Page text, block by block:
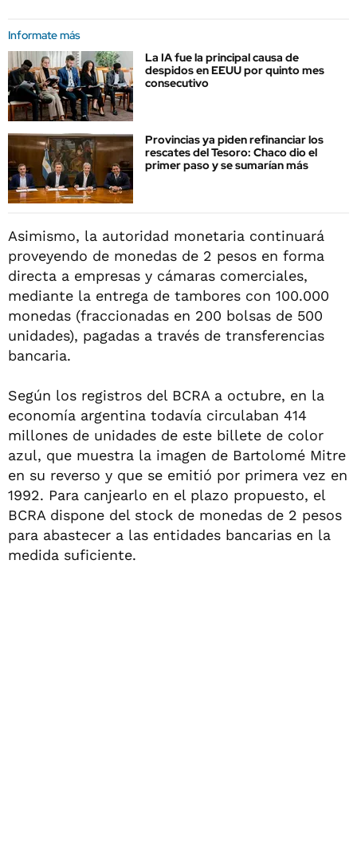
Informate más
La IA fue la principal causa de
despidos en EEUU por quinto mes
consecutivo
Provincias ya piden refinanciar los
rescates del Tesoro: Chaco dio el
primer paso y se sumarían más
Asimismo, la autoridad monetaria continuará
proveyendo de monedas de 2 pesos en forma
directa a empresas y cámaras comerciales,
mediante la entrega de tambores con 100.000
monedas (fraccionadas en 200 bolsas de 500
unidades), pagadas a través de transferencias
bancaria.
Según los registros del BCRA a octubre, en la
economía argentina todavía circulaban 414
millones de unidades de este billete de color
azul, que muestra la imagen de Bartolomé Mitre
en su reverso y que se emitió por primera vez en
1992. Para canjearlo en el plazo propuesto, el
BCRA dispone del stock de monedas de 2 pesos
para abastecer a las entidades bancarias en la
medida suficiente.